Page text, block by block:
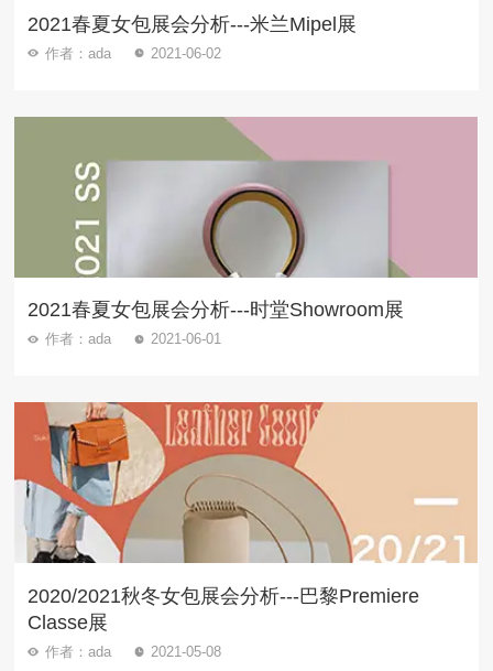
2021春夏女包展会分析---米兰Mipel展
作者：ada 2021-06-02
2021春夏女包展会分析---时堂Showroom展
作者：ada 2021-06-01
2020/2021秋冬女包展会分析---巴黎Premiere
Classe展
作者：ada 2021-05-08